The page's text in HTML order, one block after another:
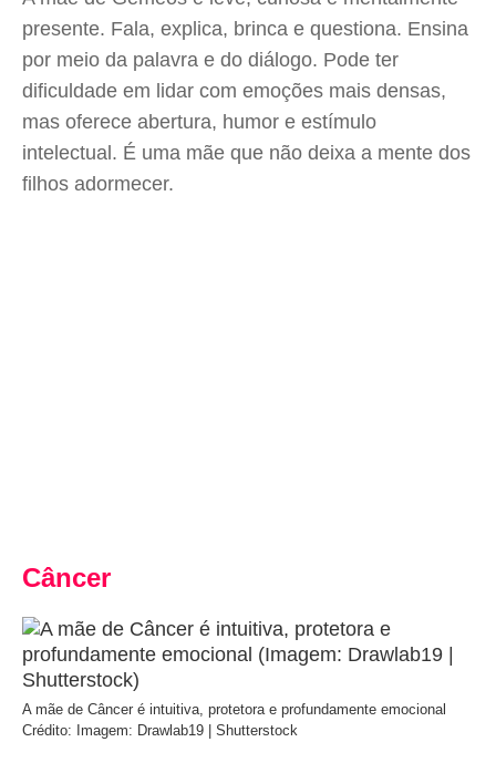
presente. Fala, explica, brinca e questiona. Ensina
por meio da palavra e do diálogo. Pode ter
dificuldade em lidar com emoções mais densas,
mas oferece abertura, humor e estímulo
intelectual. É uma mãe que não deixa a mente dos
filhos adormecer.
Câncer
A mãe de Câncer é intuitiva, protetora e profundamente emocional
Crédito: Imagem: Drawlab19 | Shutterstock